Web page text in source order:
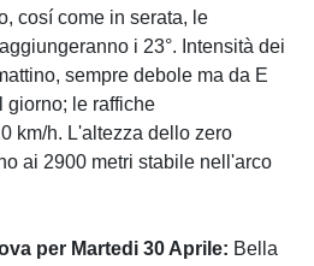
cosí come in serata, le
i 23°. Intensità dei
sempre debole ma da E
giorno; le raffiche
km/h. L'altezza dello zero
ai 2900 metri stabile nell'arco
per Martedi 30 Aprile: Bella